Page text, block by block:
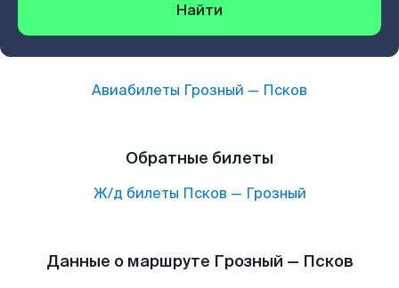
Найти
Авиабилеты Грозный — Псков
Обратные билеты
Ж/д билеты Псков — Грозный
Данные о маршруте Грозный — Псков